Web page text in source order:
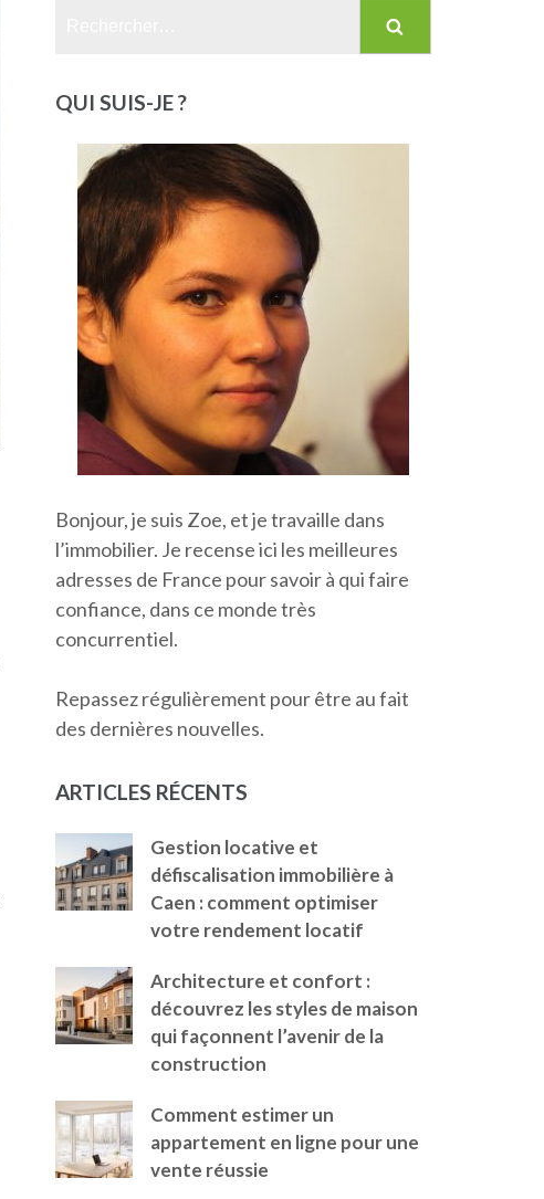
QUI SUIS-JE ?
Bonjour, je suis Zoe, et je travaille dans
l’immobilier. Je recense ici les meilleures
adresses de France pour savoir à qui faire
confiance, dans ce monde très
concurrentiel.
Repassez régulièrement pour être au fait
des dernières nouvelles.
ARTICLES RÉCENTS
Gestion locative et
défiscalisation immobilière à
Caen : comment optimiser
votre rendement locatif
Architecture et confort :
découvrez les styles de maison
qui façonnent l’avenir de la
construction
Comment estimer un
appartement en ligne pour une
vente réussie